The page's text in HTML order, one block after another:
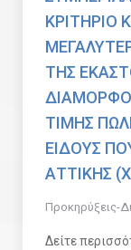
ΚΡΙΤΗΡΙΟ
ΤΗΣ
ΤΙΜΗΣ
ΕΙΔΟΥΣ
ΑΤΤΙΚΗΣ
Προκηρύξεις-
Δείτε